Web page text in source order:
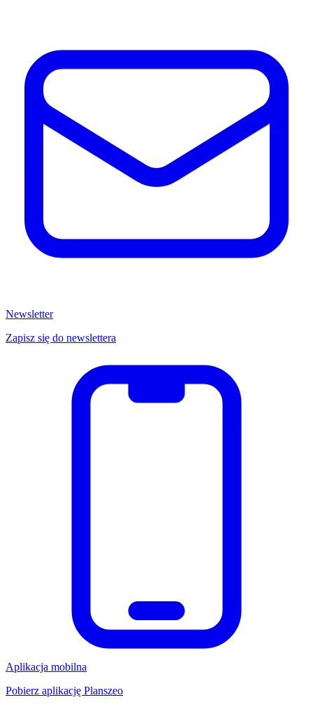
Newsletter
Zapisz się do newslettera
Aplikacja mobilna
Pobierz aplikację Planszeo